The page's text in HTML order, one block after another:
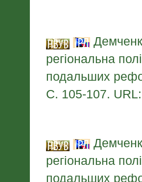
регіональна
подальших
С. 105-107.
регіональна
подальших